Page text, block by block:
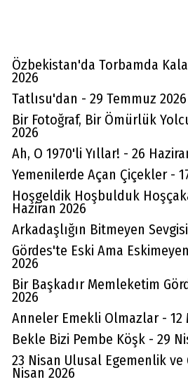
Özbekistan'da Torbamda
2026
Tatlısu'dan - 29 Temmuz 2026
Bir Fotoğraf, Bir Ömürlük
2026
Ah, O 1970'li Yıllar! - 26
Yemenilerde Açan Çiçekler -
Hoşgeldik Hoşbulduk
Haziran 2026
Arkadaşlığın Bitmeyen
Gördes'te Eski Ama
2026
Bir Başkadır Memleketim
2026
Anneler Emekli Olmazlar - 12
Bekle Bizi Pembe Köşk - 29
23 Nisan Ulusal Egemenlik ve
Nisan 2026